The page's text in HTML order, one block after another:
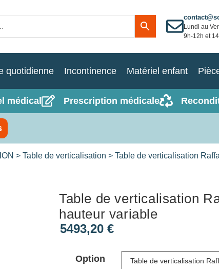
Lundi au
9h-12h et
quotidienne Incontinence Matériel enfant
médical Prescription médicale
> Table de verticalisation > Table de verticalisation
Table de verticalisation
hauteur variable
5493,20 €
Option